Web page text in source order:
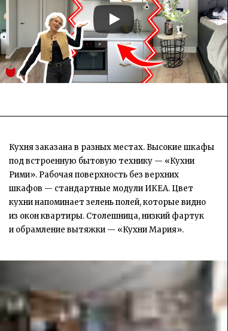
Кухня заказана в разных местах. Высокие шкафы
под встроенную бытовую технику — «Кухни
Рими». Рабочая поверхность без верхних
шкафов — стандартные модули ИКЕА. Цвет
кухни напоминает зелень полей, которые видно
из окон квартиры. Столешница, низкий фартук
и обрамление вытяжки — «Кухни Мария».